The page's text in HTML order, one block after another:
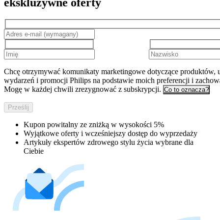
ekskluzywne oferty
Chcę otrzymywać komunikaty marketingowe dotyczące produktów,
wydarzeń i promocji Philips na podstawie moich preferencji i
Mogę w każdej chwili zrezygnować z subskrypcji. Co to oznacza?
Prześlij
Kupon powitalny ze zniżką w wysokości 5%
Wyjątkowe oferty i wcześniejszy dostęp do wyprzedaży
Artykuły ekspertów zdrowego stylu życia wybrane dla
Ciebie